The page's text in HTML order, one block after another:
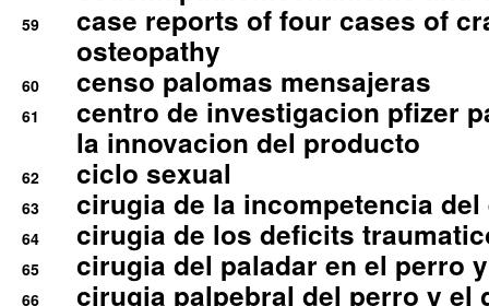
59
case reports of four cases of
osteopathy
60 censo palomas mensajeras
61
centro de investigacion pfizer
la innovacion del producto
62 ciclo sexual
63 cirugia de la incompetencia
64 cirugia de los deficits
65 cirugia del paladar en el perro
66 cirugia palpebral del perro y el